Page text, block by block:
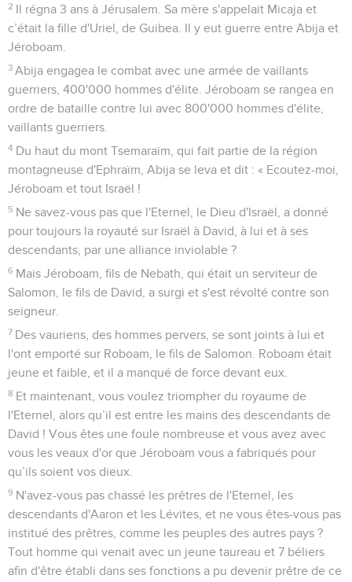
2
Il régna 3 ans à Jérusalem. Sa mère s'appelait Micaja et
c’était la fille d'Uriel, de Guibea. Il y eut guerre entre Abija et
Jéroboam.
3 Abija engagea le combat avec une armée de vaillants
guerriers, 400'000 hommes d'élite. Jéroboam se rangea en
ordre de bataille contre lui avec 800'000 hommes d'élite,
vaillants guerriers.
4 Du haut du mont Tsemaraïm, qui fait partie de la région
montagneuse d'Ephraïm, Abija se leva et dit : « Ecoutez-moi,
Jéroboam et tout Israël !
5 Ne savez-vous pas que l'Eternel, le Dieu d'Israël, a donné
pour toujours la royauté sur Israël à David, à lui et à ses
descendants, par une alliance inviolable ?
6 Mais Jéroboam, fils de Nebath, qui était un serviteur de
Salomon, le fils de David, a surgi et s'est révolté contre son
seigneur.
7 Des vauriens, des hommes pervers, se sont joints à lui et
l'ont emporté sur Roboam, le fils de Salomon. Roboam était
jeune et faible, et il a manqué de force devant eux.
8 Et maintenant, vous voulez triompher du royaume de
l'Eternel, alors qu’il est entre les mains des descendants de
David ! Vous êtes une foule nombreuse et vous avez avec
vous les veaux d'or que Jéroboam vous a fabriqués pour
qu’ils soient vos dieux.
9 N'avez-vous pas chassé les prêtres de l'Eternel, les
descendants d'Aaron et les Lévites, et ne vous êtes-vous pas
institué des prêtres, comme les peuples des autres pays ?
Tout homme qui venait avec un jeune taureau et 7 béliers
afin d'être établi dans ses fonctions a pu devenir prêtre de ce